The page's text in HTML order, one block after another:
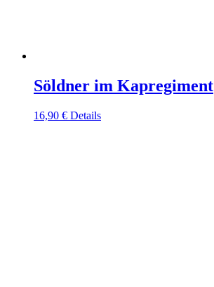
Söldner im Kapregiment
16,90 € Details